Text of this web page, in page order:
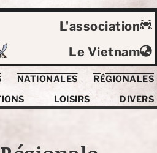
L'association
Le Vietnam
NATIONALES
RÉGIONALES
LOISIRS DIVERS